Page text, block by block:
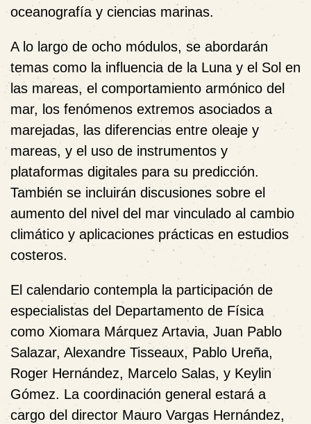
oceanografía y ciencias marinas.
A lo largo de ocho módulos, se abordarán
temas como la influencia de la Luna y el Sol en
las mareas, el comportamiento armónico del
mar, los fenómenos extremos asociados a
marejadas, las diferencias entre oleaje y
mareas, y el uso de instrumentos y
plataformas digitales para su predicción.
También se incluirán discusiones sobre el
aumento del nivel del mar vinculado al cambio
climático y aplicaciones prácticas en estudios
costeros.
El calendario contempla la participación de
especialistas del Departamento de Física
como Xiomara Márquez Artavia, Juan Pablo
Salazar, Alexandre Tisseaux, Pablo Ureña,
Roger Hernández, Marcelo Salas, y Keylin
Gómez. La coordinación general estará a
cargo del director Mauro Vargas Hernández,